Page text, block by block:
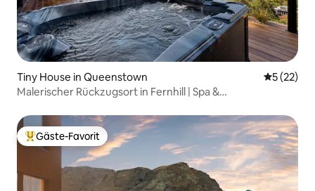
Tiny House in Queenstown
5 (22)
Malerischer Rückzugsort in Fernhill | Spa &
Beliebter Gäste-Favorit.
Gäste-Favorit